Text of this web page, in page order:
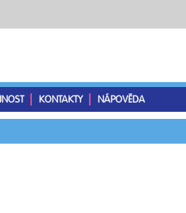
KONTAKTY NÁPOVĚDA